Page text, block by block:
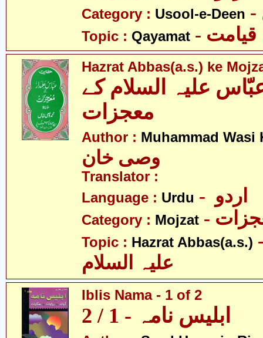
Category : Usool-e-Deen
Topic : Qayamat - قیامت
Hazrat Abbas(a.s.) ke
علیہ السلام کے
Author : Muhammad Wasi
وصی خان
Translator :
Language : Urdu
Category : Mojzat
Topic : Hazrat Abbas(a.s.)
علیہ السلام
Iblis Nama - 1 of 2
ابلیس نامہ - 1 / 2